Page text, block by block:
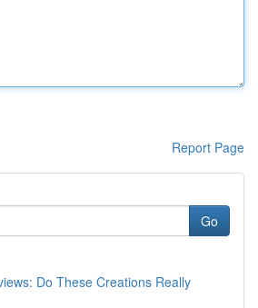
Report Page
Go
Do These Creations Really